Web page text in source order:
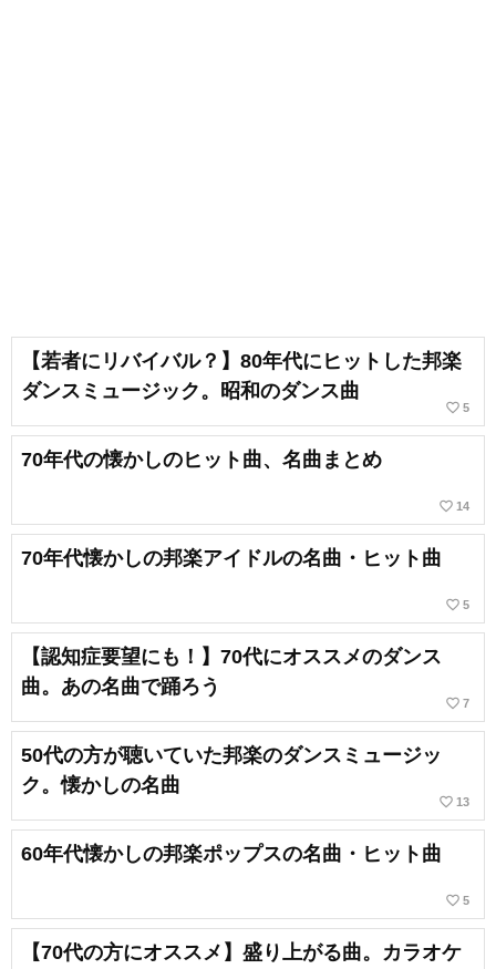
【若者にリバイバル？】80年代にヒットした邦楽
ダンスミュージック。昭和のダンス曲
favorite_border 5
70年代の懐かしのヒット曲、名曲まとめ
favorite_border 14
70年代懐かしの邦楽アイドルの名曲・ヒット曲
favorite_border 5
【認知症要望にも！】70代にオススメのダンス
曲。あの名曲で踊ろう
favorite_border 7
50代の方が聴いていた邦楽のダンスミュージッ
ク。懐かしの名曲
favorite_border 13
60年代懐かしの邦楽ポップスの名曲・ヒット曲
favorite_border 5
【70代の方にオススメ】盛り上がる曲。カラオケ